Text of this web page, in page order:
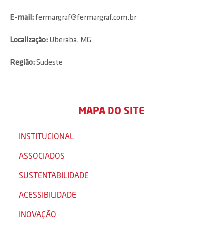
E-mail:fermargraf@fermargraf.com.br
Localização: Uberaba, MG
Região:Sudeste
MAPA DO SITE
INSTITUCIONAL
ASSOCIADOS
SUSTENTABILIDADE
ACESSIBILIDADE
INOVAÇÃO